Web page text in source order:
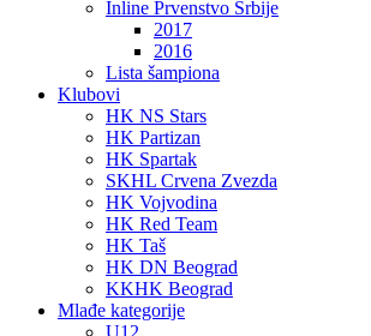
Inline Prvenstvo Srbije
2017
2016
Lista šampiona
Klubovi
HK NS Stars
HK Partizan
HK Spartak
SKHL Crvena Zvezda
HK Vojvodina
HK Red Team
HK Taš
HK DN Beograd
KKHK Beograd
Mlađe kategorije
U12